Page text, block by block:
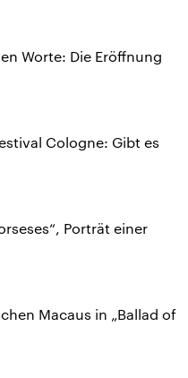
Worte: Die Eröffnung
Cologne: Gibt es
Porträt einer
Macaus in „Ballad of